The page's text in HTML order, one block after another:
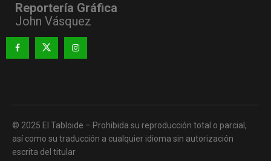
Reportería Gráfica
John Vásquez
© 2025 El Tabloide – Prohibida su reproducción total o parcial,
así como su traducción a cualquier idioma sin autorización
escrita del titular